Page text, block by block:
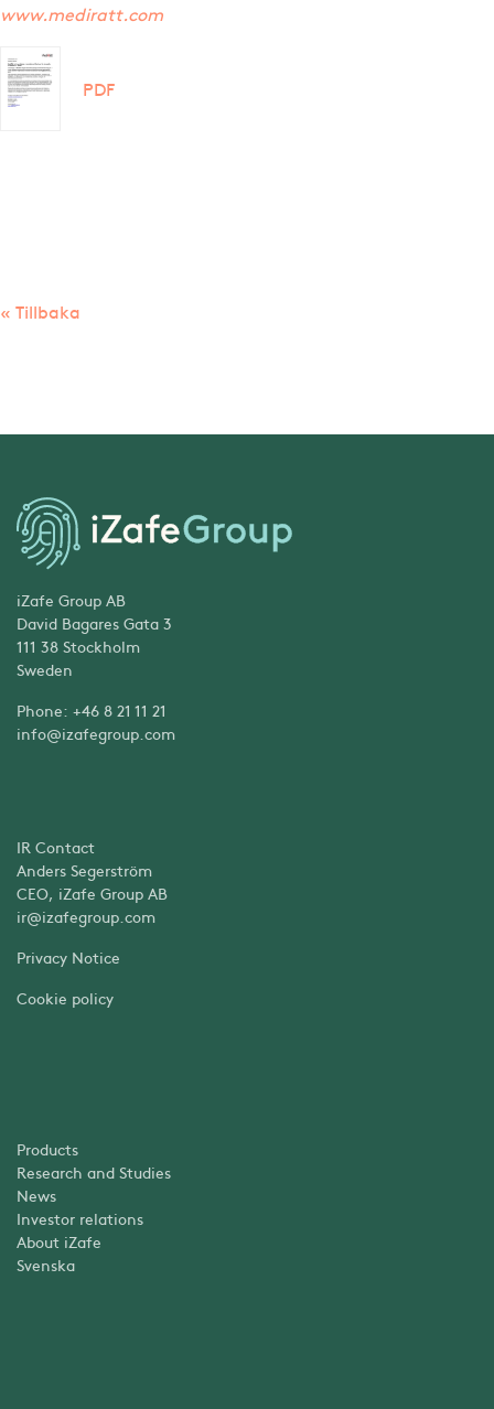
www.mediratt.com
PDF
« Tillbaka
iZafe Group AB
David Bagares Gata 3
111 38 Stockholm
Sweden
Phone: +46 8 21 11 21
info@izafegroup.com
IR Contact
Anders Segerström
CEO, iZafe Group AB
ir@izafegroup.com
Privacy Notice
Cookie policy
Products
Research and Studies
News
Investor relations
About iZafe
Svenska